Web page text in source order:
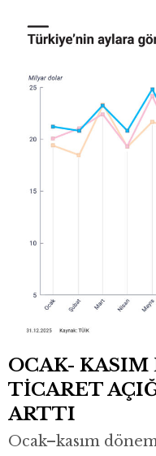
OCAK-
TİCARET
ARTTI
Ocak–kasım